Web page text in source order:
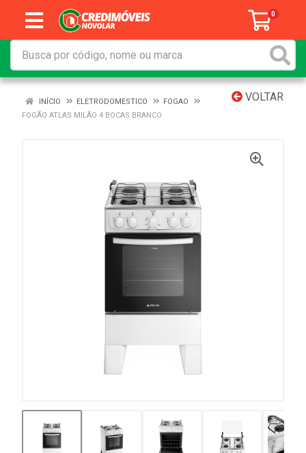
0
VOLTAR
INÍCIO ELETRODOMESTICO
FOGAO
FOGÃO ATLAS MILÃO 4 BOCAS BRANCO